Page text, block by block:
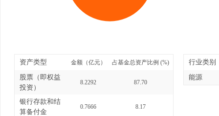
资产类型 金额（亿元） 占基金总资产比例 (%)
股票（即权益
投资）
8.2292 87.70
银行存款和结
算备付金
0.7666 8.17
行业类别
能源